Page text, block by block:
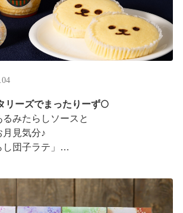
リーズでまったりーず🌕
みたらしソースと
月見気分♪
団子ラテ」
した
も皆様のご来店をお待ちしていま ···